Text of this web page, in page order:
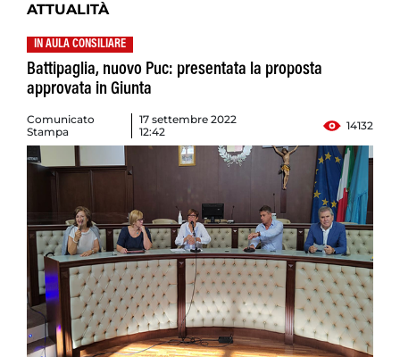
ATTUALITÀ
IN AULA CONSILIARE
Battipaglia, nuovo Puc: presentata la proposta
approvata in Giunta
Comunicato
Stampa
17 settembre 2022
12:42
14132